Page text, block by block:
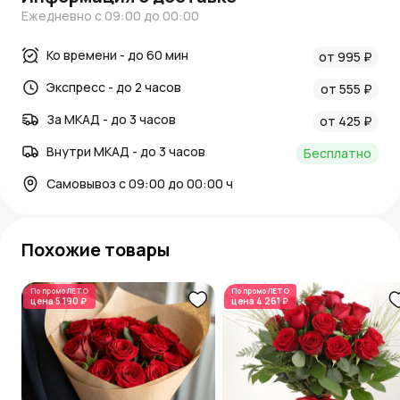
Ежедневно с 09:00 до 00:00
Ко времени - до 60 мин
от 995 ₽
Экспресс - до 2 часов
от 555 ₽
За МКАД - до 3 часов
от 425 ₽
Внутри МКАД - до 3 часов
Бесплатно
Самовывоз с 09:00 до 00:00 ч
Похожие товары
По промоЛЕТО
цена5 190 ₽
По промоЛЕТО
цена 4 261 ₽